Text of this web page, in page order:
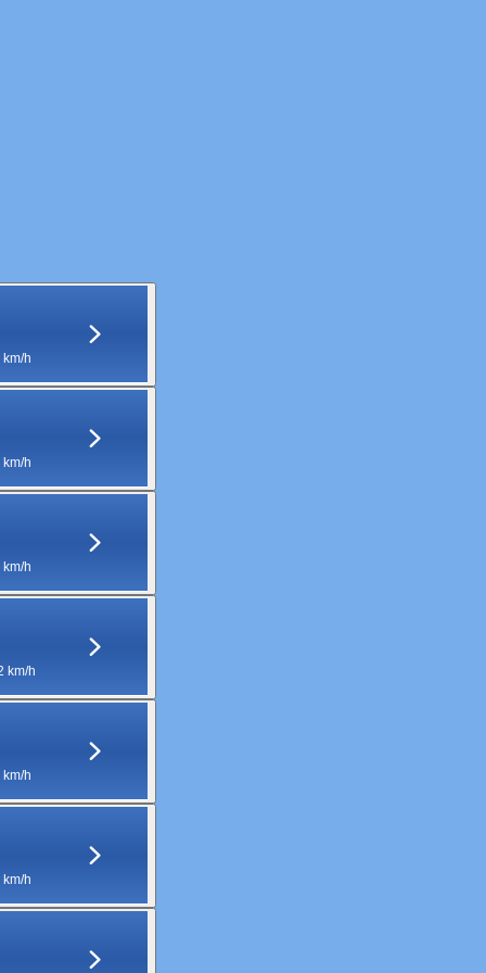
km/h
km/h
km/h
km/h
km/h
km/h